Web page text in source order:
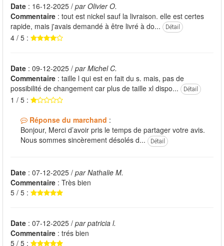
Date : 16-12-2025 / par Olivier O.
Commentaire : tout est nickel sauf la livraison. elle est certes
rapide, mais j'avais demandé à être livré à do...
Détail
4 / 5 :
Date : 09-12-2025 / par Michel C.
Commentaire : taille l qui est en fait du s. mais, pas de
possibilité de changement car plus de taille xl dispo...
Détail
1 / 5 :
Réponse du marchand :
Bonjour, Merci d’avoir pris le temps de partager votre avis.
Nous sommes sincèrement désolés d...
Détail
Date : 07-12-2025 / par Nathalie M.
Commentaire : Très bien
5 / 5 :
Date : 07-12-2025 / par patricia l.
Commentaire : trés bien
5 / 5 :